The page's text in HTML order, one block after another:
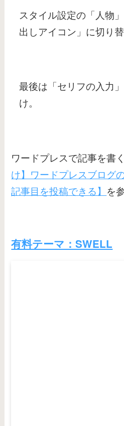
スタイル設定の「人物
出しアイコン」に切り替
最後は「セリフの入力
け。
ワードプレスで記事を書く
け】ワードプレスブログ
記事目を投稿できる】 を
有料テーマ：SWELL